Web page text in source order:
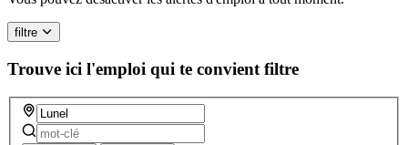
filtre
Trouve ici l'emploi qui te convient filtre